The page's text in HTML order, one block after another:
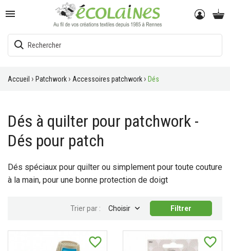

Accueil Patchwork Accessoires patchwork Dés
Dés à quilter pour patchwork -
Dés pour patch
Dés spéciaux pour quilter ou simplement pour toute couture
à la main, pour une bonne protection de doigt
Trier par : Choisir  Filtrer
favorite_border favorite_border